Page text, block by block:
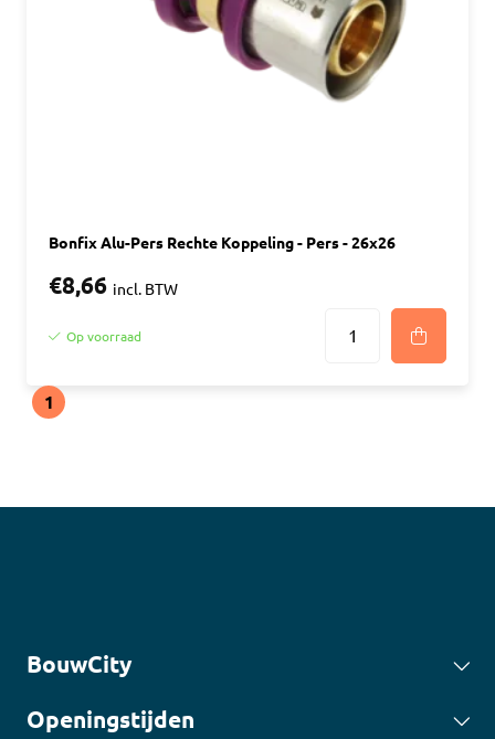
Bonfix Alu-Pers Rechte Koppeling - Pers - 26x26
€8,66 incl. BTW
Op voorraad
1
BouwCity
Openingstijden